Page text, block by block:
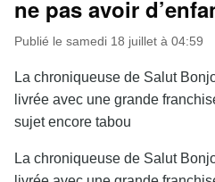
ne pas avoir
Publié le samedi 18 juillet à 04:59
La chroniqueuse de Salut
livrée avec une grande
sujet encore tabou
La chroniqueuse de Salut